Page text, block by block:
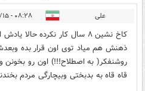
علی ۰۸:۲۸ - ۱۴۰۱/۰۶/۱۵
کاخ نشین ۸ سال کار نکرده
ذهنش هم میاد توی اون قرار بده
روشنفکر( به اصطلاح!!!) اون رو
قاه قاه به بدبختی وبیچارگی مردم